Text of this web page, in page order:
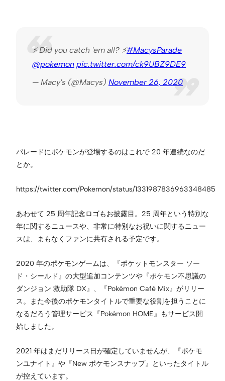
⚡ Did you catch 'em all? ⚡#MacysParade
@pokemon pic.twitter.com/ck9UBZ9DE9
— Macy's (@Macys) November 26, 2020
パレードにポケモンが登場するのはこれで 20 年連続なのだ
とか。
https://twitter.com/Pokemon/status/1331987836963348485
あわせて 25 周年記念ロゴもお披露目。25 周年という特別な
年に関するニュースや、非常に特別なお祝いに関するニュー
スは、まもなくファンに共有される予定です。
2020 年のポケモンゲームは、『ポケットモンスター ソー
ド・シールド』の大型追加コンテンツや『ポケモン不思議の
ダンジョン 救助隊 DX』、『Pokémon Café Mix』がリリー
ス。また今後のポケモンタイトルで重要な役割を担うことに
なるだろう管理サービス『Pokémon HOME』もサービス開
始しました。
2021 年はまだリリース日が確定していませんが、『ポケモ
ンユナイト』や『New ポケモンスナップ』といったタイトル
が控えています。